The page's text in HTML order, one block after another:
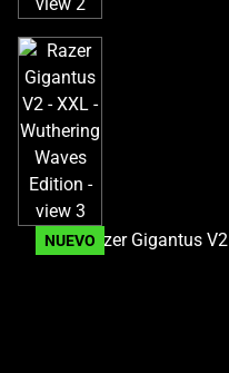
Select
any
of
the
image
buttons
change
the
mainNUEVO